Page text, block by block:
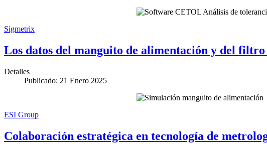
Sigmetrix
Los datos del manguito de alimentación y del
Detalles
Publicado: 21 Enero 2025
ESI Group
Colaboración estratégica en tecnología de